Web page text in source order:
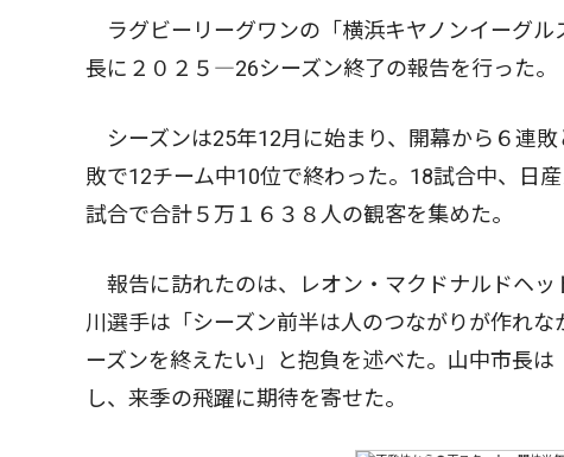
ラグビーリーグワンの「横浜キヤノンイーグ
長に２０２５―26シーズン終了の報告を行った。
シーズンは25年12月に始まり、開幕から６連
敗で12チーム中10位で終わった。18試合中、日
試合で合計５万１６３８人の観客を集めた。
報告に訪れたのは、レオン・マクドナルドヘ
川選手は「シーズン前半は人のつながりが作れ
ーズンを終えたい」と抱負を述べた。山中市長
し、来季の飛躍に期待を寄せた。